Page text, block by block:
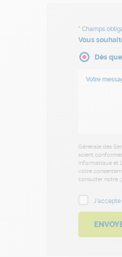
Vous
Dès
Générale des
soient
Informatique et
votre
consulter notre